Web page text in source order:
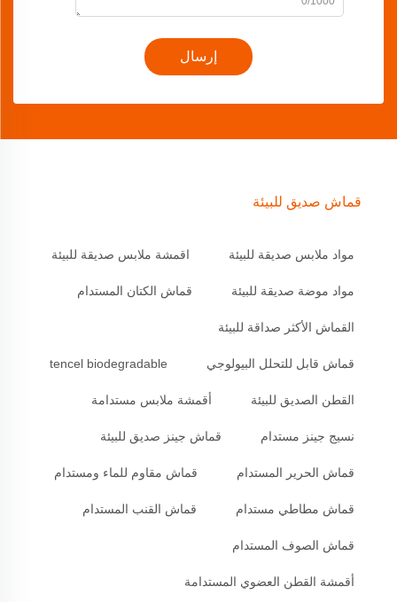
إرسال
قماش صديق للبيئة
مواد ملابس صديقة للبيئة اقمشة ملابس صديقة للبيئة
مواد موضة صديقة للبيئة قماش الكتان المستدام
القماش الأكثر صداقة للبيئة
قماش قابل للتحلل البيولوجي tencel biodegradable
القطن الصديق للبيئة أقمشة ملابس مستدامة
نسيج جينز مستدام قماش جينز صديق للبيئة
قماش الحرير المستدام قماش مقاوم للماء ومستدام
قماش مطاطي مستدام قماش القنب المستدام
قماش الصوف المستدام
أقمشة القطن العضوي المستدامة